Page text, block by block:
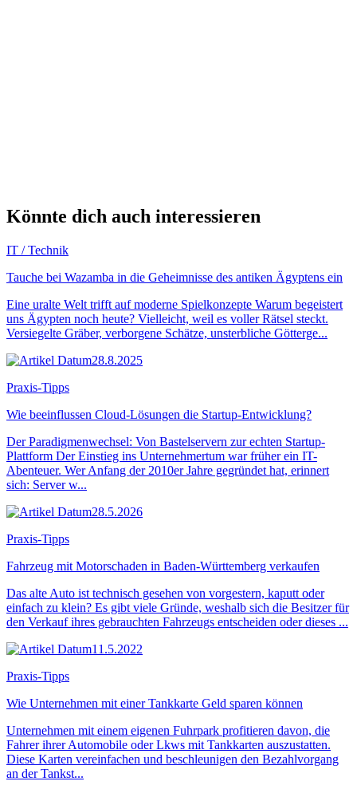
Könnte dich auch interessieren
IT / Technik
Tauche bei Wazamba in die Geheimnisse des antiken Ägyptens ein
Eine uralte Welt trifft auf moderne Spielkonzepte Warum begeistert
uns Ägypten noch heute? Vielleicht, weil es voller Rätsel steckt.
Versiegelte Gräber, verborgene Schätze, unsterbliche Götterge...
28.8.2025
Praxis-Tipps
Wie beeinflussen Cloud-Lösungen die Startup-Entwicklung?
Der Paradigmenwechsel: Von Bastelservern zur echten Startup-
Plattform Der Einstieg ins Unternehmertum war früher ein IT-
Abenteuer. Wer Anfang der 2010er Jahre gegründet hat, erinnert
sich: Server w...
28.5.2026
Praxis-Tipps
Fahrzeug mit Motorschaden in Baden-Württemberg verkaufen
Das alte Auto ist technisch gesehen von vorgestern, kaputt oder
einfach zu klein? Es gibt viele Gründe, weshalb sich die Besitzer für
den Verkauf ihres gebrauchten Fahrzeugs entscheiden oder dieses ...
11.5.2022
Praxis-Tipps
Wie Unternehmen mit einer Tankkarte Geld sparen können
Unternehmen mit einem eigenen Fuhrpark profitieren davon, die
Fahrer ihrer Automobile oder Lkws mit Tankkarten auszustatten.
Diese Karten vereinfachen und beschleunigen den Bezahlvorgang
an der Tankst...